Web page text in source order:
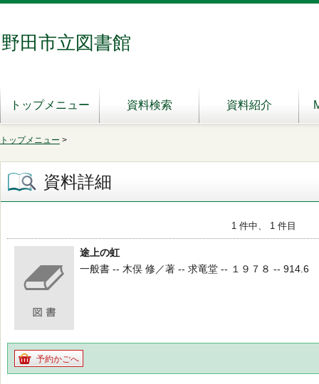
野田市立図書館
トップメニュー 資料検索 資料紹介
トップメニュー >
資料詳細
1 件中、 1 件目
途上の虹
一般書 -- 木俣 修／著 -- 求竜堂 -- １９７８ -- 914.6
予約かごへ